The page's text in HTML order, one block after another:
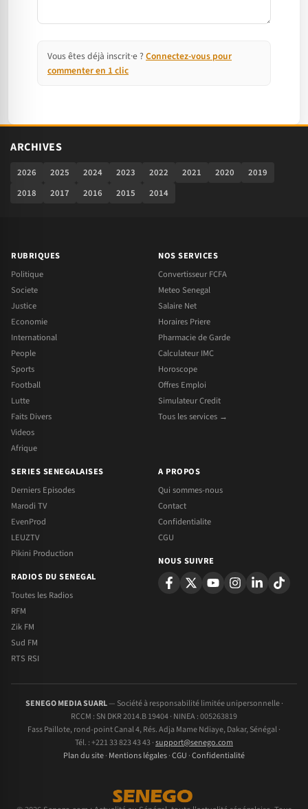
Vous êtes déjà inscrit·e ? Connectez-vous pour
commenter en 1 clic
ARCHIVES
2026 2025 2024 2023 2022 2021 2020
2019
2018
2017 2016 2015 2014
RUBRIQUES
Politique
Societe
Justice
Economie
International
People
Sports
Football
Lutte
Faits Divers
Videos
Afrique
NOS SERVICES
Convertisseur FCFA
Meteo Senegal
Salaire Net
Horaires Priere
Pharmacie de Garde
Calculateur IMC
Horoscope
Offres Emploi
Simulateur Credit
Tous les services →
SERIES SENEGALAISES
Derniers Episodes
Marodi TV
EvenProd
LEUZTV
Pikini Production
RADIOS DU SENEGAL
Toutes les Radios
RFM
Zik FM
Sud FM
RTS RSI
A PROPOS
Qui sommes-nous
Contact
Confidentialite
CGU
NOUS SUIVRE
SENEGO MEDIA SUARL— Société à responsabilité limitée unipersonnelle ·
RCCM : SN DKR 2014.B 19404 · NINEA : 005263819
Fass Paillote, rond-point Canal 4, Rés. Adja Mame Ndiaye, Dakar, Sénégal ·
Tél. : +221 33 823 43 43 ·support@senego.com
Plan du site· Mentions légales·CGU ·Confidentialité